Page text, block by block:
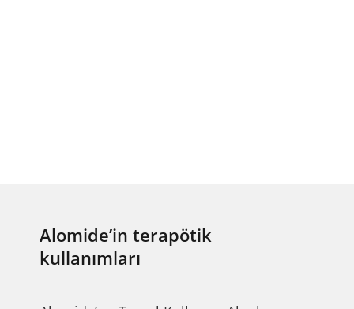
Alomide’in terapötik
kullanımları